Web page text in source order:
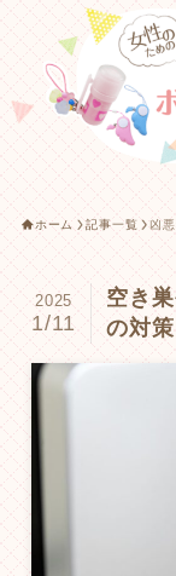
ホーム 記事一覧 凶
空き
の対
2025
1/11